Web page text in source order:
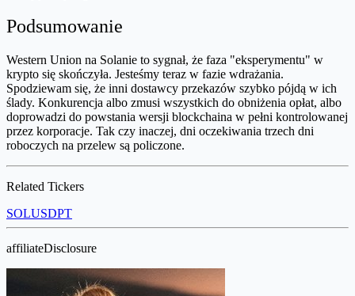
Podsumowanie
Western Union na Solanie to sygnał, że faza "eksperymentu" w
krypto się skończyła. Jesteśmy teraz w fazie wdrażania.
Spodziewam się, że inni dostawcy przekazów szybko pójdą w ich
ślady. Konkurencja albo zmusi wszystkich do obniżenia opłat, albo
doprowadzi do powstania wersji blockchaina w pełni kontrolowanej
przez korporacje. Tak czy inaczej, dni oczekiwania trzech dni
roboczych na przelew są policzone.
Related Tickers
SOLUSDPT
affiliateDisclosure